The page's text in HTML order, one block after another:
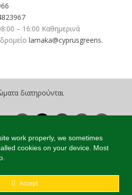
– 16:00 Καθημερινά
larnaka@cyprusgreens.
διατηρούνται
work properly, we sometimes
cookies on your device. Most
Accept